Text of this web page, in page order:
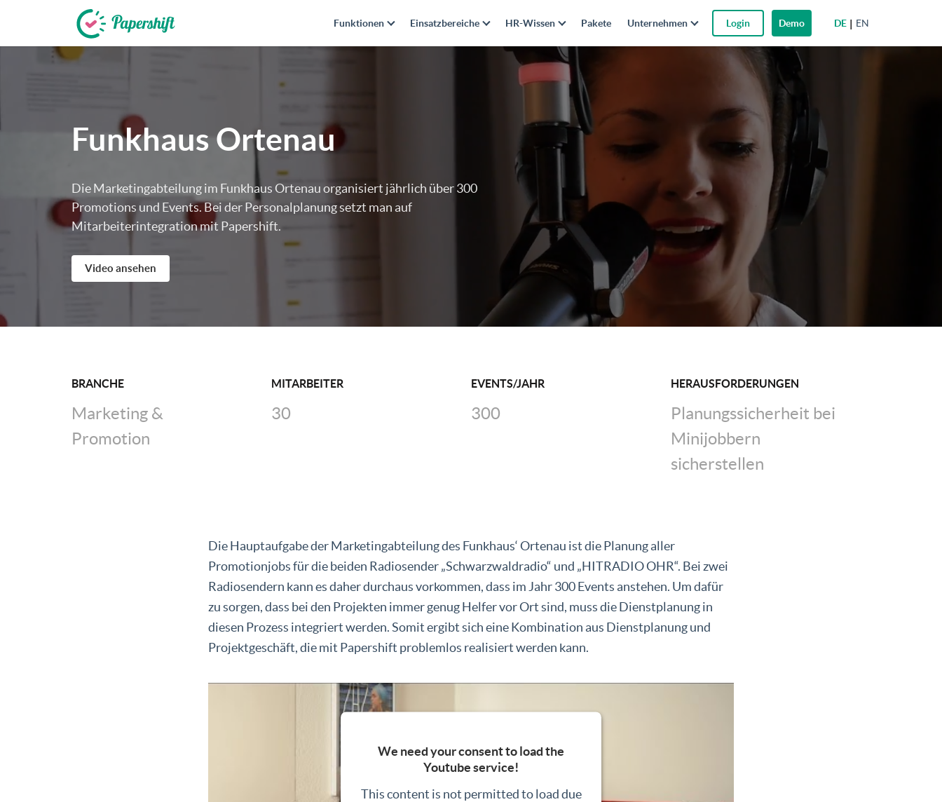
DE EN
Funktionen Einsatzbereiche HR-Wissen Pakete Unternehmen Login Demo
Funkhaus Ortenau
Die Marketingabteilung im Funkhaus Ortenau organisiert jährlich über 300
Promotions und Events. Bei der Personalplanung setzt man auf
Mitarbeiterintegration mit Papershift.
Video ansehen
BRANCHE
Marketing &
Promotion
MITARBEITER
30
EVENTS/JAHR
300
HERAUSFORDERUNGEN
Planungssicherheit bei
Minijobbern
sicherstellen
Die Hauptaufgabe der Marketingabteilung des Funkhaus‘ Ortenau ist die Planung aller
Promotionjobs für die beiden Radiosender „Schwarzwaldradio“ und „HITRADIO OHR“. Bei zwei
Radiosendern kann es daher durchaus vorkommen, dass im Jahr 300 Events anstehen. Um dafür
zu sorgen, dass bei den Projekten immer genug Helfer vor Ort sind, muss die Dienstplanung in
diesen Prozess integriert werden. Somit ergibt sich eine Kombination aus Dienstplanung und
Projektgeschäft, die mit Papershift problemlos realisiert werden kann.
We need your consent to load the
Youtube service!
This content is not permitted to load due